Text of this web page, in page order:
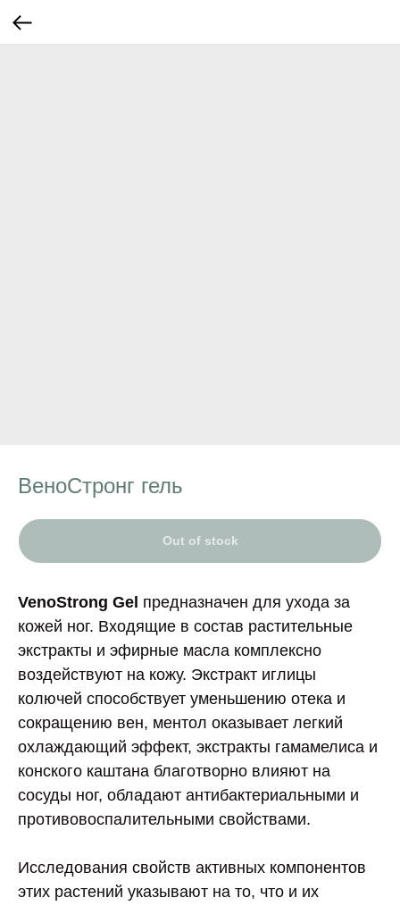
ВеноСтронг гель
Out of stock
VenoStrong Gel предназначен для ухода за
кожей ног. Входящие в состав растительные
экстракты и эфирные масла комплексно
воздействуют на кожу. Экстракт иглицы
колючей способствует уменьшению отека и
сокращению вен, ментол оказывает легкий
охлаждающий эффект, экстракты гамамелиса и
конского каштана благотворно влияют на
сосуды ног, обладают антибактериальными и
противовоспалительными свойствами.
Исследования свойств активных компонентов
этих растений указывают на то, что и их